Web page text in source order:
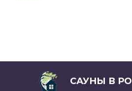
САУНЫ В